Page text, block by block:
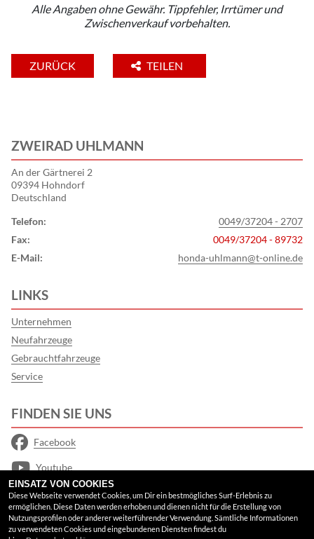
Alle Angaben ohne Gewähr. Tippfehler, Irrtümer und
Zwischenverkauf vorbehalten.
ZURÜCK TEILEN
ZWEIRAD UHLMANN
An der Gärtnerei 2
09394 Hohndorf
Deutschland
Telefon:
0049/37204 - 2707
Fax:
0049/37204 - 89732
E-Mail:
honda-uhlmann@t-online.de
LINKS
Unternehmen
Neufahrzeuge
Gebrauchtfahrzeuge
Service
FINDEN SIE UNS
Facebook
Youtube
Google Maps
RECHTLICHES
EINSATZ VON COOKIES
Diese Webseite verwendet Cookies, um Dir ein bestmögliches Surf-Erlebnis zu
ermöglichen. Diese Daten werden erhoben und dienen nicht für die Erstellung von
Nutzungsprofilen oder anderer weiterführender Verwendung. Sämtliche Informationen
zu verwendeten Cookies und eingebundenen Diensten findest du